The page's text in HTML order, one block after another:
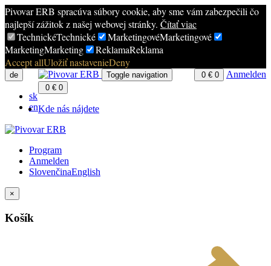
Pivovar ERB spracúva súbory cookie, aby sme vám zabezpečili čo
najlepší zážitok z našej webovej stránky. Čítať viac
TechnickéTechnické MarketingovéMarketingové
MarketingMarketing ReklamaReklama
Accept allUložiť nastavenieDeny
de
sk
en
0 € 0 Anmelden
Toggle navigation
0 € 0
Kde nás nájdete
Program
Anmelden
SlovenčinaEnglish
×
Košík